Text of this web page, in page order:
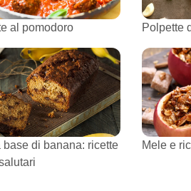
al pomodoro Polpette
base di banana: ricette
Mele e